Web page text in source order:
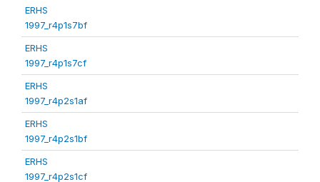
ERHS
1997_r4p1s7bf
ERHS
1997_r4p1s7cf
ERHS
1997_r4p2s1af
ERHS
1997_r4p2s1bf
ERHS
1997_r4p2s1cf